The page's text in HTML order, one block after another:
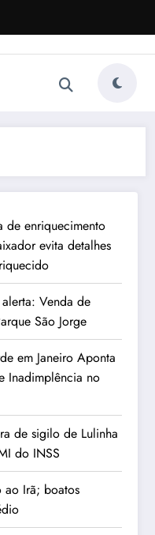
de enriquecimento
evita detalhes
Venda de
São Jorge
em Janeiro Aponta
Inadimplência no
de sigilo de Lulinha
do INSS
ao Irã; boatos